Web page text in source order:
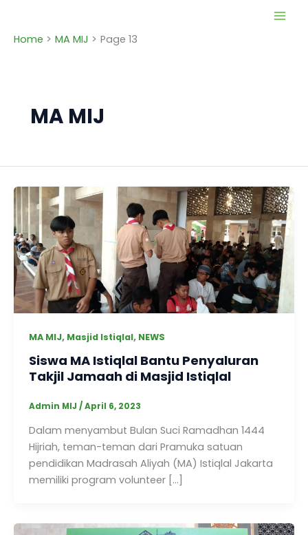
content
Home MA MIJ Page 13
MA MIJ
MA MIJ, Masjid Istiqlal, NEWS
Siswa MA Istiqlal Bantu Penyaluran
Takjil Jamaah di Masjid Istiqlal
Admin MIJ /April 6, 2023
Dalam menyambut Bulan Suci Ramadhan 1444
Hijriah, teman-teman dari Pramuka satuan
pendidikan Madrasah Aliyah (MA) Istiqlal Jakarta
memiliki program volunteer […]